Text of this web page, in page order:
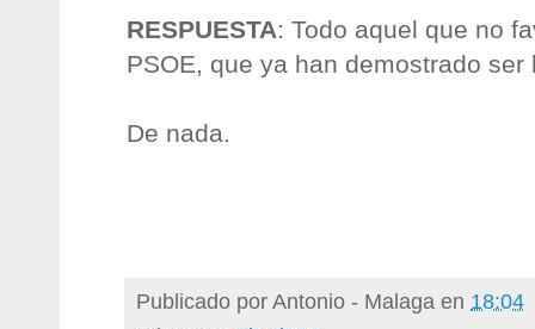
RESPUESTA: Todo aquel que no
PSOE, que ya han demostrado
De nada.
Publicado porAntonio - Malaga en 18:04